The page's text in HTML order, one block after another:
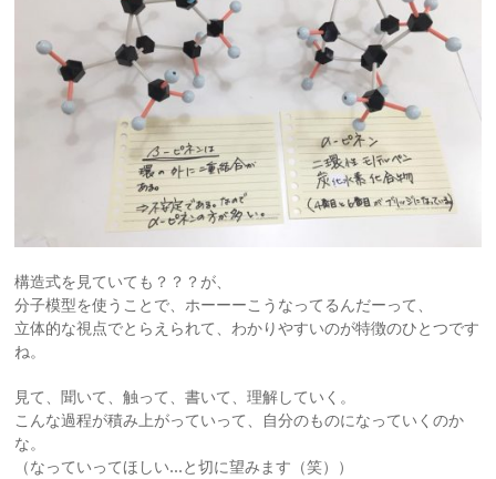
構造式を見ていても？？？が、
分子模型を使うことで、ホーーーこうなってるんだーって、
立体的な視点でとらえられて、わかりやすいのが特徴のひとつです
ね。
見て、聞いて、触って、書いて、理解していく。
こんな過程が積み上がっていって、自分のものになっていくのか
な。
（なっていってほしい…と切に望みます（笑））